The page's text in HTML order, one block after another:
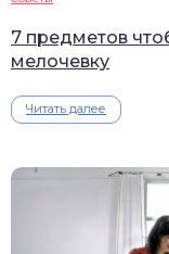
7 предметов
мелочевку
Читать далее